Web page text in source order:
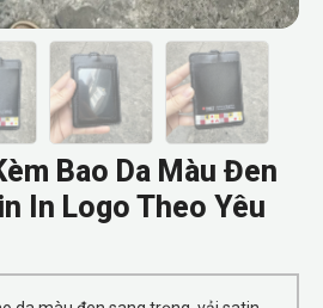
Bao Da Màu Đen
In Logo Theo Yêu